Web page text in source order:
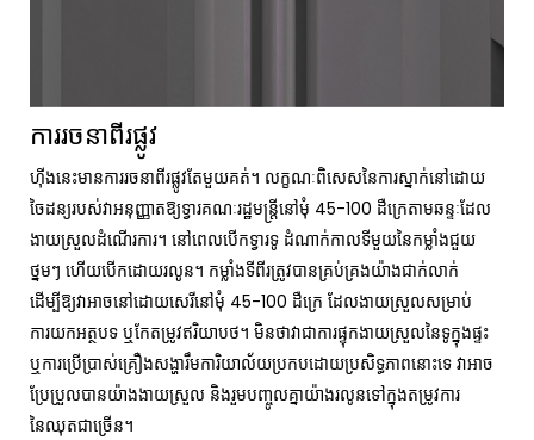
ការរចនាពីរផ្លូវ
ហ៊ីងនេះមានការរចនាពីរផ្លូវតែមួយគត់។ លក្ខណៈពិសេសនៃការស្នាក់នៅដោយ
ចៃដន្យរបស់វាអនុញ្ញាតឱ្យទ្វារគណៈរដ្ឋមន្ត្រីនៅមុំ 45-100 ដឺក្រេតាមឆន្ទៈដែល
ងាយស្រួលដំណើរការ។ នៅពេលបើកទ្វារទូ ដំណាក់កាលទីមួយនៃកម្លាំងជួយ
ថ្នមៗ ហើយបើកដោយរលូន។ កម្លាំងទីពីរត្រូវបានគ្រប់គ្រងយ៉ាងជាក់លាក់
ដើម្បីឱ្យវាអាចនៅដោយសេរីនៅមុំ 45-100 ដឺក្រេ ដែលងាយស្រួលសម្រាប់
ការយកអត្ថបទ ឬកែតម្រូវឥរិយាបថ។ មិនថាវាជាការផ្ទុកងាយស្រួលនៃទូក្នុងផ្ទះ
ឬការប្រើប្រាស់គ្រឿងសង្ហារឹមការិយាល័យប្រកបដោយប្រសិទ្ធភាពនោះទេ វាអាច
ប្រែប្រួលបានយ៉ាងងាយស្រួល និងរួមបញ្ចូលគ្នាយ៉ាងរលូនទៅក្នុងតម្រូវការ
នៃឈុតជាច្រើន។